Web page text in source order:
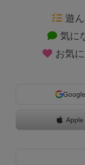
対象年齢を指定します
ごい
コレ
遊
気に
お気
Google
Apple